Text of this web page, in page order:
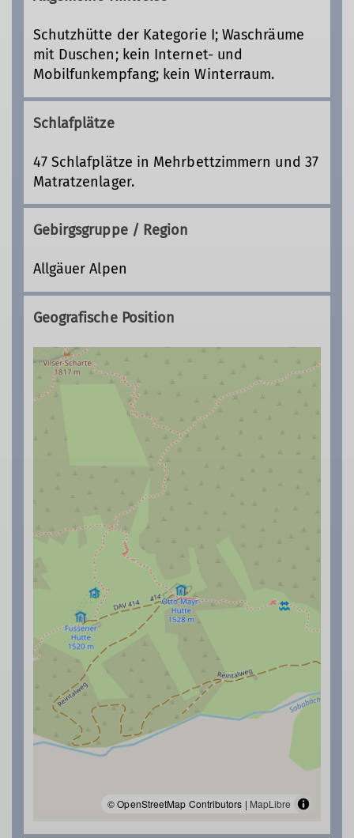
Schutzhütte der Kategorie I; Waschräume
mit Duschen; kein Internet- und
Mobilfunkempfang; kein Winterraum.
Schlafplätze
47 Schlafplätze in Mehrbettzimmern und 37
Matratzenlager.
Gebirgsgruppe / Region
Allgäuer Alpen
Geografische Position
© OpenStreetMap Contributors | MapLibre